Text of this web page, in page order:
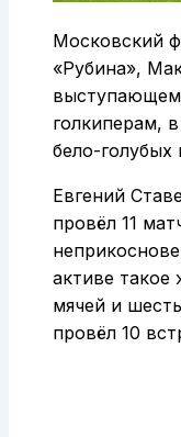
Московский
«Рубина»,
голкиперам,
бело-
Евгений
провёл 11
активе такое
мячей и
провёл 10